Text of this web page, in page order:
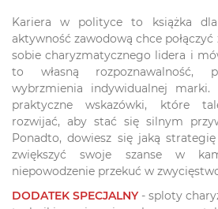
Kariera w polityce to książka
aktywność zawodową chce
sobie charyzmatycznego lidera i
to własną rozpoznawalność,
wybrzmienia indywidualnej marki.
praktyczne wskazówki, które
rozwijać, aby stać się silnym
Ponadto, dowiesz się jaką
zwiększyć swoje szanse w
niepowodzenie przekuć w
DODATEK SPECJALNY- sploty